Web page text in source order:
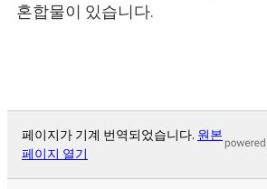
혼합물이 있습니다.
페이지가 기계 번역되었습니다. 원본
페이지 열기